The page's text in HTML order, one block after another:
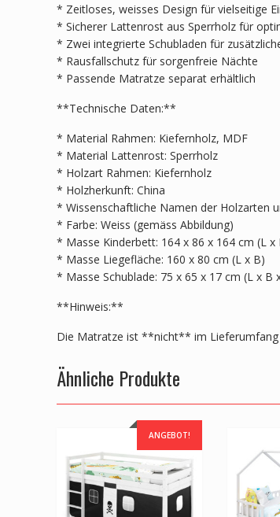
* Zeitloses, weisses Design für vielseitige
* Sicherer Lattenrost aus Sperrholz für
* Zwei integrierte Schubladen für
* Rausfallschutz für sorgenfreie Nächte
* Passende Matratze separat erhältlich
**Technische Daten:**
* Material Rahmen: Kiefernholz, MDF
* Material Lattenrost: Sperrholz
* Holzart Rahmen: Kiefernholz
* Holzherkunft: China
* Wissenschaftliche Namen der
* Farbe: Weiss (gemäss Abbildung)
* Masse Kinderbett: 164 x 86 x 164 cm (L x
* Masse Liegefläche: 160 x 80 cm (L x B)
* Masse Schublade: 75 x 65 x 17 cm (L x B
**Hinweis:**
Die Matratze ist **nicht** im Lieferumfang
Ähnliche Produkte
ANGEBOT!